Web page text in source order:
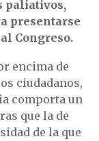
paliativos,
presentarse
Congreso.
encima de
ciudadanos,
comporta un
que la de
de la que